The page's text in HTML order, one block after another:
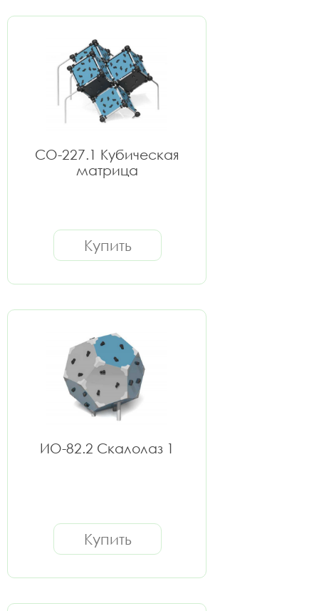
СО-227.1 Кубическая
матрица
Купить
ИО-82.2 Скалолаз 1
Купить